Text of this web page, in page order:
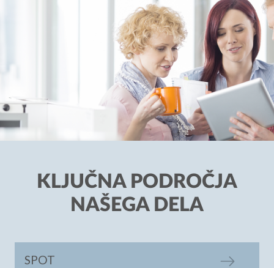
KLJUČNA PODROČJA
NAŠEGA DELA
SPOT